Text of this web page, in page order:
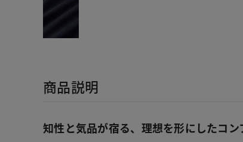
商品説明
知性と気品が宿る、理想を形にしたコン